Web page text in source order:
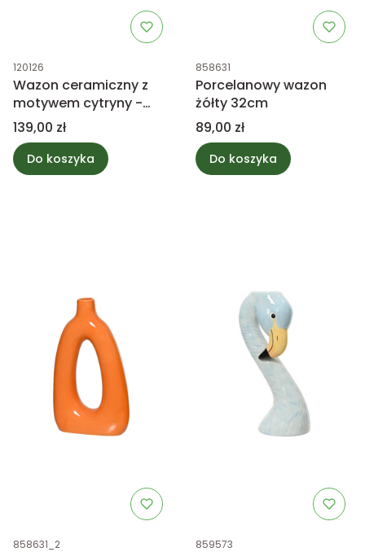
Kod produktu
120126
Wazon ceramiczny z
motywem cytryny -
zielony 28,5cm
Cena
139,00 zł
Do koszyka
Kod produktu
858631
Porcelanowy wazon
żółty 32cm
Cena
89,00 zł
Do koszyka
Kod produktu
858631_2 Kod produktu
859573